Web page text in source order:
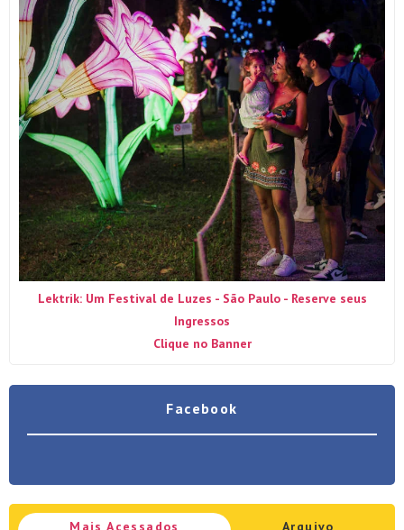
Lektrik: Um Festival de Luzes - São Paulo - Reserve seus
Ingressos
Clique no Banner
Facebook
Mais Acessados Arquivo